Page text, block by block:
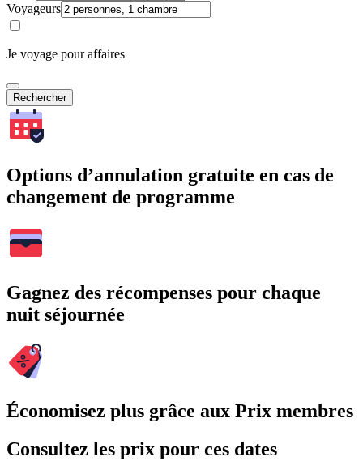
Voyageurs
Je voyage pour affaires
Rechercher
Options d’annulation gratuite en cas de
changement de programme
Gagnez des récompenses pour chaque
nuit séjournée
Économisez plus grâce aux Prix membres
Consultez les prix pour ces dates